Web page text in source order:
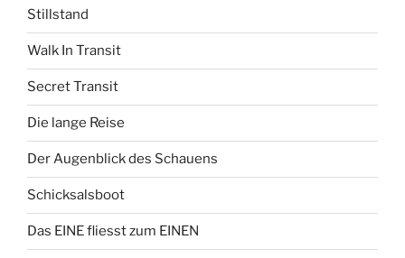
Stillstand
Walk In Transit
Secret Transit
Die lange Reise
Der Augenblick des Schauens
Schicksalsboot
Das EINE fliesst zum EINEN